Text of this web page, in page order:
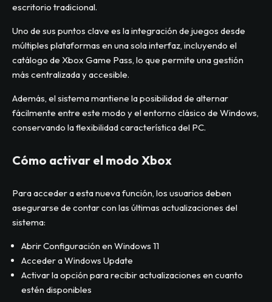
escritorio tradicional.
Uno de sus puntos clave es la integración de juegos desde
múltiples plataformas en una sola interfaz, incluyendo el
catálogo de Xbox Game Pass, lo que permite una gestión
más centralizada y accesible.
Además, el sistema mantiene la posibilidad de alternar
fácilmente entre este modo y el entorno clásico de Windows,
conservando la flexibilidad característica del PC.
Cómo activar el modo Xbox
Para acceder a esta nueva función, los usuarios deben
asegurarse de contar con las últimas actualizaciones del
sistema:
Abrir Configuración en Windows 11
Acceder a Windows Update
Activar la opción para recibir actualizaciones en cuanto
estén disponibles